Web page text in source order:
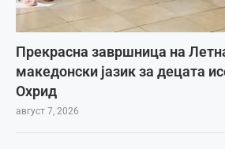
Прекрасна завршница на
македонски јазик за децата
Охрид
август 7, 2026